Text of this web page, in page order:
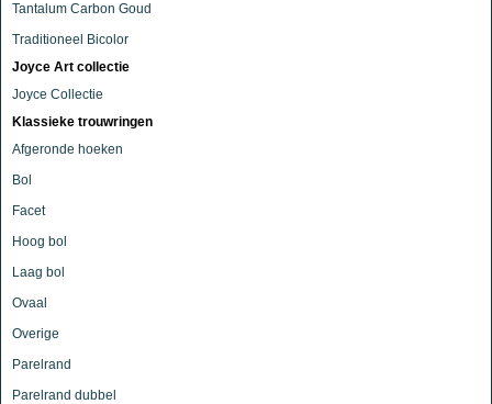
Tantalum Carbon Goud
Traditioneel Bicolor
Joyce Art collectie
Joyce Collectie
Klassieke trouwringen
Afgeronde hoeken
Bol
Facet
Hoog bol
Laag bol
Ovaal
Overige
Parelrand
Parelrand dubbel